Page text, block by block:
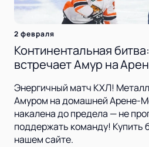
2 февраля
Континентальная
встречает Амур на
Энергичный матч КХЛ!
Амуром на домашней Арене-
накалена до предела — не
поддержать команду! Купить
нашем сайте.